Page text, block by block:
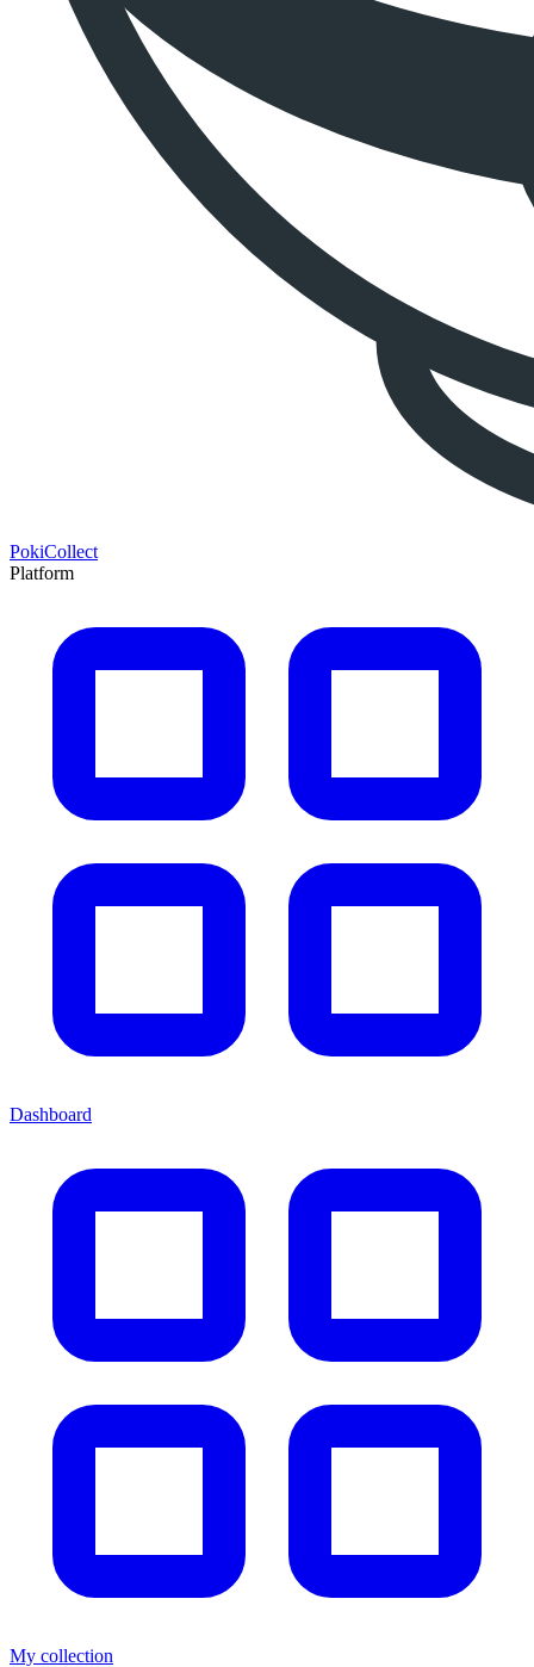
PokiCollect
Platform
Dashboard
My collection